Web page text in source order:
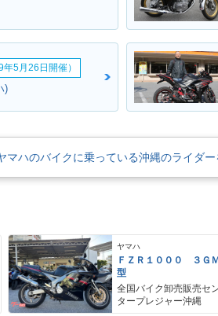
5月26日開催）
)
マハのバイクに乗っている沖縄のライダー
ヤマハ
ＦＺＲ１０００ ３Ｇ
型
全国バイク卸売販売セ
タープレジャー沖縄